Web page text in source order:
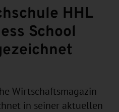
HHL
School
Wirtschaftsmagazin
in seiner aktuellen